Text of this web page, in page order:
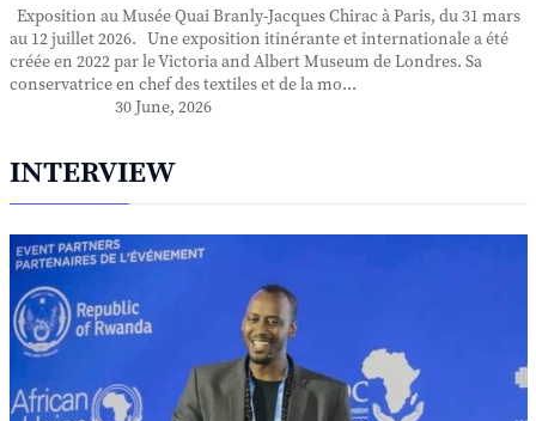
Exposition au Musée Quai Branly-Jacques Chirac à Paris, du 31 mars
au 12 juillet 2026. Une exposition itinérante et internationale a été
créée en 2022 par le Victoria and Albert Museum de Londres. Sa
conservatrice en chef des textiles et de la mo...
30 June, 2026
INTERVIEW